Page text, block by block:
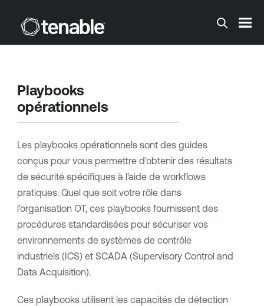
Passer au contenu principal
Playbooks
opérationnels
Les playbooks opérationnels sont des guides
conçus pour vous permettre d'obtenir des résultats
de sécurité spécifiques à l'aide de workflows
pratiques. Quel que soit votre rôle dans
l'organisation OT, ces playbooks fournissent des
procédures standardisées pour sécuriser vos
environnements de systèmes de contrôle
industriels (ICS) et SCADA (Supervisory Control and
Data Acquisition).
Ces playbooks utilisent les capacités de détection